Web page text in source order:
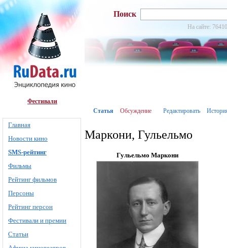
Фестивали
Главная
Новости кино
SMS-рейтинг
Фильмы
Рейтинг фильмов
Персоны
Рейтинг персон
Фестивали и премии
Статьи
Поиск
На сайте:
Статья Обсуждение Редактировать
Маркони, Гульельмо
Гульельмо Маркони